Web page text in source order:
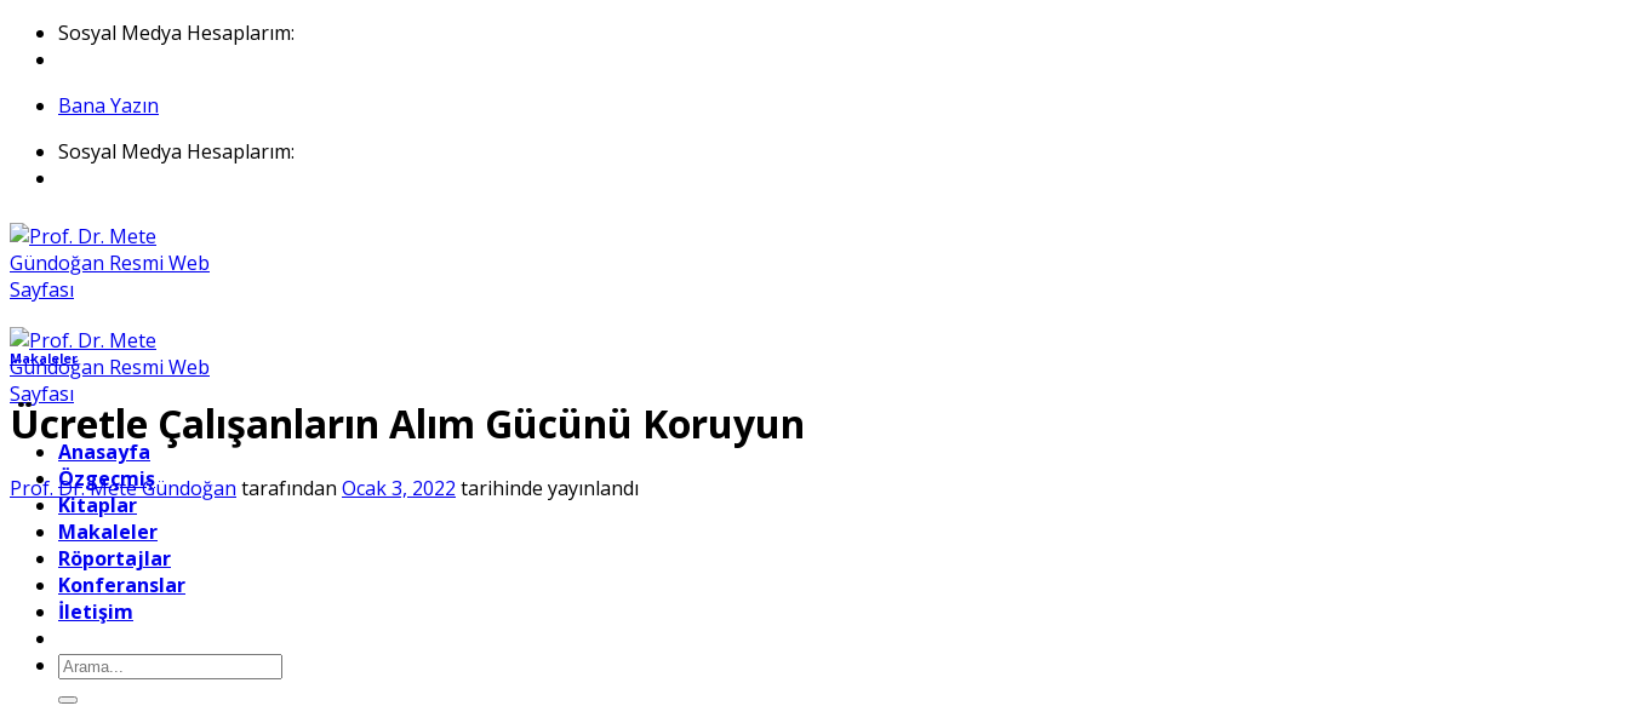
İçeriğe
atla
Sosyal Medya Hesaplarım:
Bana Yazın
Sosyal Medya Hesaplarım:
Anasayfa
Özgeçmiş
Kitaplar
Makaleler
Röportajlar
Konferanslar
İletişim
Ara:
Makaleler
Ücretle Çalışanların Alım Gücünü Koruyun
Prof. Dr. Mete Gündoğan tarafından Ocak 3, 2022 tarihinde yayınlandı